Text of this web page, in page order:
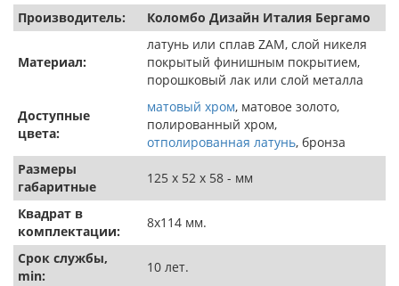
Производитель:
Коломбо Дизайн Италия Бергамо
Материал:
латунь или сплав ZAM, слой никеля
покрытый финишным покрытием,
порошковый лак или слой металла
Доступные
цвета:
матовый хром, матовое золото,
полированный хром,
отполированная латунь, бронза
Размеры
габаритные
125 х 52 х 58 - мм
Квадрат в
комплектации:
8х114 мм.
Срок службы,
min:
10 лет.